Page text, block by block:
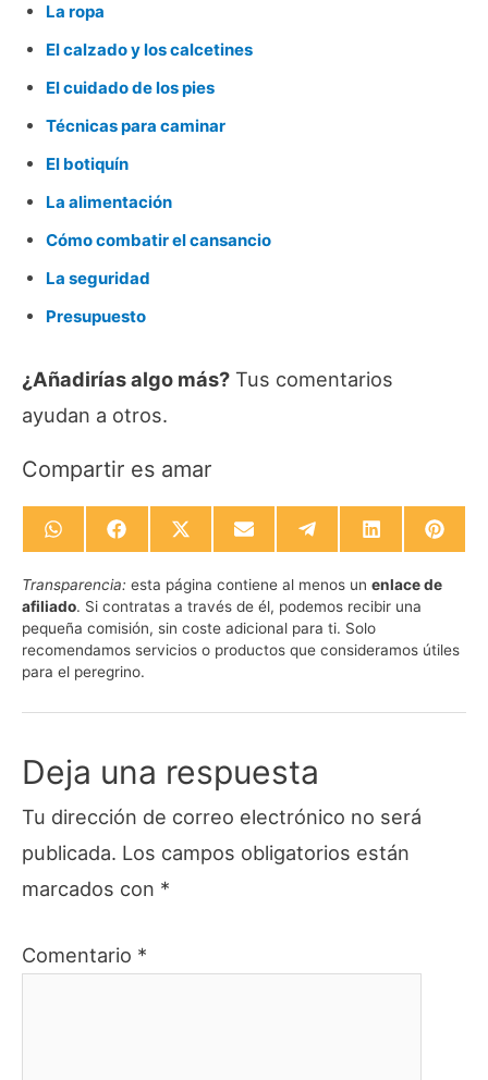
La ropa
El calzado y los calcetines
El cuidado de los pies
Técnicas para caminar
El botiquín
La alimentación
Cómo combatir el cansancio
La seguridad
Presupuesto
¿Añadirías algo más? Tus comentarios
ayudan a otros.
Compartir es amar
Compartir
en
WhatsApp
Compartir
en
Facebook
Compartir
en
X
(Twitter)
Compartir
en
Email
Compartir
en
Telegram
Compartir
en
LinkedIn
en
Transparencia: esta página contiene al menos un enlace de
afiliado. Si contratas a través de él, podemos recibir una
pequeña comisión, sin coste adicional para ti. Solo
recomendamos servicios o productos que consideramos útiles
para el peregrino.
Deja una respuesta
Tu dirección de correo electrónico no será
publicada. Los campos obligatorios están
marcados con *
Comentario *